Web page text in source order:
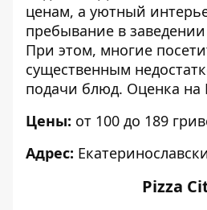
ценам, а уютный
пребывание в
При этом, многие
существенным
подачи блюд. Оценка на
Цены: от 100 до 189
Адрес:
Pizza